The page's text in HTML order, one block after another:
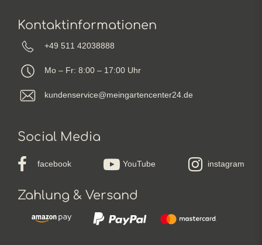
Kontaktinformationen
+49 511 42038888
Mo – Fr: 8:00 – 17:00 Uhr
kundenservice@meingartencenter24.de
Social Media
facebook YouTube instagram
Zahlung & Versand